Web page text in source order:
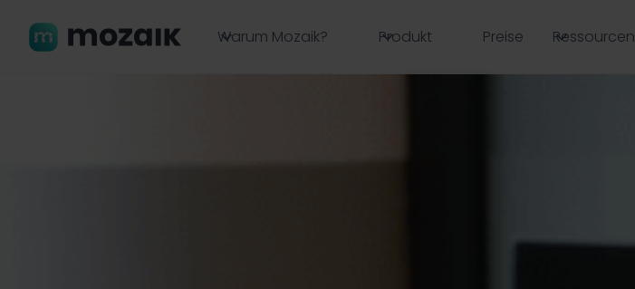
Warum Mozaik? Produkt Preise Ressourcen